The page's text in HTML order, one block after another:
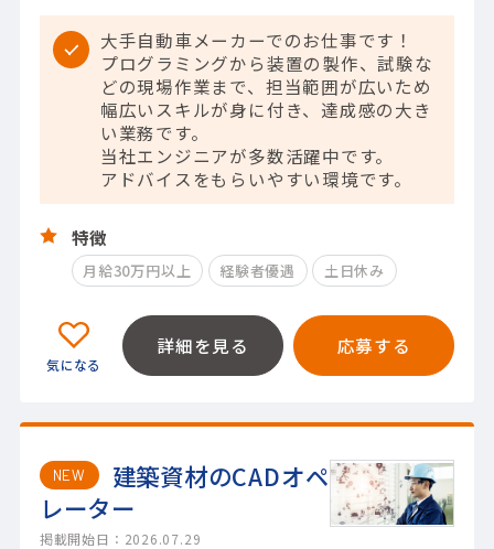
大手自動車メーカーでのお仕事です！
プログラミングから装置の製作、試験な
どの現場作業まで、担当範囲が広いため
幅広いスキルが身に付き、達成感の大き
い業務です。
当社エンジニアが多数活躍中です。
アドバイスをもらいやすい環境です。
特徴
月給30万円以上 経験者優遇 土日休み
詳細を見る 応募する
NEW
建築資材のCADオペ
レーター
掲載開始日：2026.07.29